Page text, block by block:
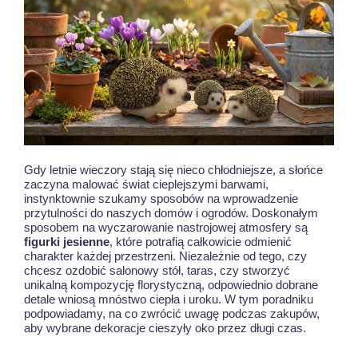
Gdy letnie wieczory stają się nieco chłodniejsze, a słońce
zaczyna malować świat cieplejszymi barwami,
instynktownie szukamy sposobów na wprowadzenie
przytulności do naszych domów i ogrodów. Doskonałym
sposobem na wyczarowanie nastrojowej atmosfery są
figurki jesienne, które potrafią całkowicie odmienić
charakter każdej przestrzeni. Niezależnie od tego, czy
chcesz ozdobić salonowy stół, taras, czy stworzyć
unikalną kompozycję florystyczną, odpowiednio dobrane
detale wniosą mnóstwo ciepła i uroku. W tym poradniku
podpowiadamy, na co zwrócić uwagę podczas zakupów,
aby wybrane dekoracje cieszyły oko przez długi czas.